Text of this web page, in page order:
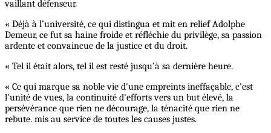
vaillant défenseur.
« Déjà à l’université, ce qui distingua et mit en relief Adolphe
Demeur, ce fut sa haine froide et réfléchie du privilège, sa passion
ardente et convaincue de la justice et du droit.
« Tel il était alors, tel il est resté jusqu’à sa dernière heure.
« Ce qui marque sa noble vie d'une empreints ineffaçable, c'est
l'unité de vues, la continuité d'efforts vers un but élevé, la
persévérance que rien ne décourage, la ténacité que rien ne
rebute. mis au service de toutes les causes justes.